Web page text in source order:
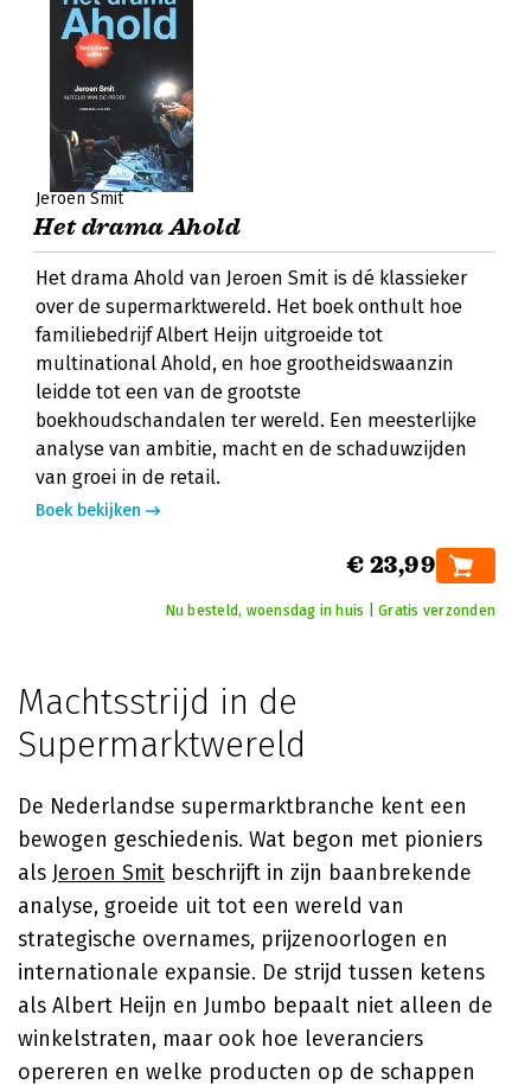
Jeroen Smit
Het drama Ahold
Het drama Ahold van Jeroen Smit is dé klassieker
over de supermarktwereld. Het boek onthult hoe
familiebedrijf Albert Heijn uitgroeide tot
multinational Ahold, en hoe grootheidswaanzin
leidde tot een van de grootste
boekhoudschandalen ter wereld. Een meesterlijke
analyse van ambitie, macht en de schaduwzijden
van groei in de retail.
Boek bekijken
€ 23,99
Nu besteld, woensdag in huis | Gratis verzonden
Machtsstrijd in de
Supermarktwereld
De Nederlandse supermarktbranche kent een
bewogen geschiedenis. Wat begon met pioniers
als Jeroen Smit beschrijft in zijn baanbrekende
analyse, groeide uit tot een wereld van
strategische overnames, prijzenoorlogen en
internationale expansie. De strijd tussen ketens
als Albert Heijn en Jumbo bepaalt niet alleen de
winkelstraten, maar ook hoe leveranciers
opereren en welke producten op de schappen